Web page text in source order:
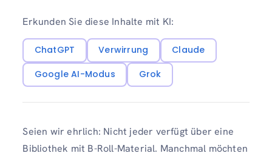
Erkunden Sie diese Inhalte mit KI:
ChatGPT Verwirrung
Claude
Google AI-Modus
Grok
Seien wir ehrlich: Nicht jeder verfügt über eine
Bibliothek mit B-Roll-Material. Manchmal möchten